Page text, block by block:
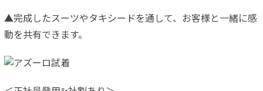
▲完成したスーツやタキシードを通して、お客様と一緒に感
動を共有できます。